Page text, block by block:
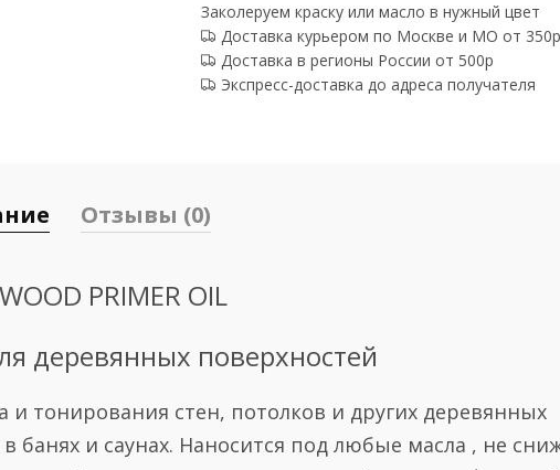
Заколеруем краску или масло в нужный цвет
Доставка курьером по Москве и МО от 350р
Доставка в регионы России от 500р
Экспресс-доставка до адреса получателя
Отзывы (0)
PRIMER OIL
деревянных поверхностей
тонирования стен, потолков и других деревянных
и саунах. Наносится под любые масла , не